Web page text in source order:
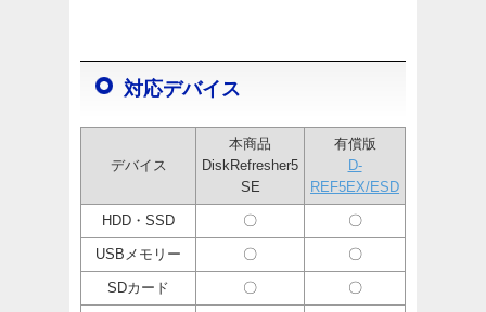
対応デバイス
デバイス
本商品
DiskRefresher5
SE
有償版
D-
REF5EX/ESD
HDD・SSD 〇 〇
USBメモリー 〇 〇
SDカード 〇 〇